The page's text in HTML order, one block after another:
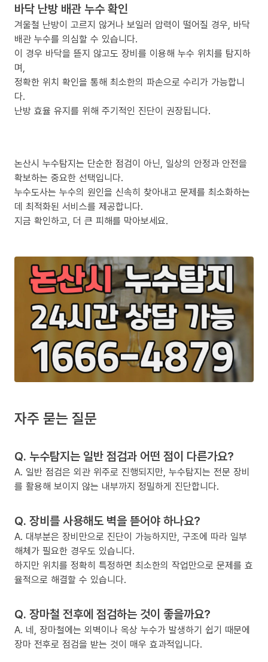
바닥 난방 배관 누수 확인
겨울철 난방이 고르지 않거나 보일러 압력이 떨어질 경우, 바닥
배관 누수를 의심할 수 있습니다.
이 경우 바닥을 뜯지 않고도 장비를 이용해 누수 위치를 탐지하
며,
정확한 위치 확인을 통해 최소한의 파손으로 수리가 가능합니
다.
난방 효율 유지를 위해 주기적인 진단이 권장됩니다.
논산시 누수탐지는 단순한 점검이 아닌, 일상의 안정과 안전을
확보하는 중요한 선택입니다.
누수도사는 누수의 원인을 신속히 찾아내고 문제를 최소화하는
데 최적화된 서비스를 제공합니다.
지금 확인하고, 더 큰 피해를 막아보세요.
자주 묻는 질문
Q. 누수탐지는 일반 점검과 어떤 점이 다른가요?
A. 일반 점검은 외관 위주로 진행되지만, 누수탐지는 전문 장비
를 활용해 보이지 않는 내부까지 정밀하게 진단합니다.
Q. 장비를 사용해도 벽을 뜯어야 하나요?
A. 대부분은 장비만으로 진단이 가능하지만, 구조에 따라 일부
해체가 필요한 경우도 있습니다.
하지만 위치를 정확히 특정하면 최소한의 작업만으로 문제를 효
율적으로 해결할 수 있습니다.
Q. 장마철 전후에 점검하는 것이 좋을까요?
A. 네, 장마철에는 외벽이나 옥상 누수가 발생하기 쉽기 때문에
장마 전후로 점검을 받는 것이 매우 효과적입니다.